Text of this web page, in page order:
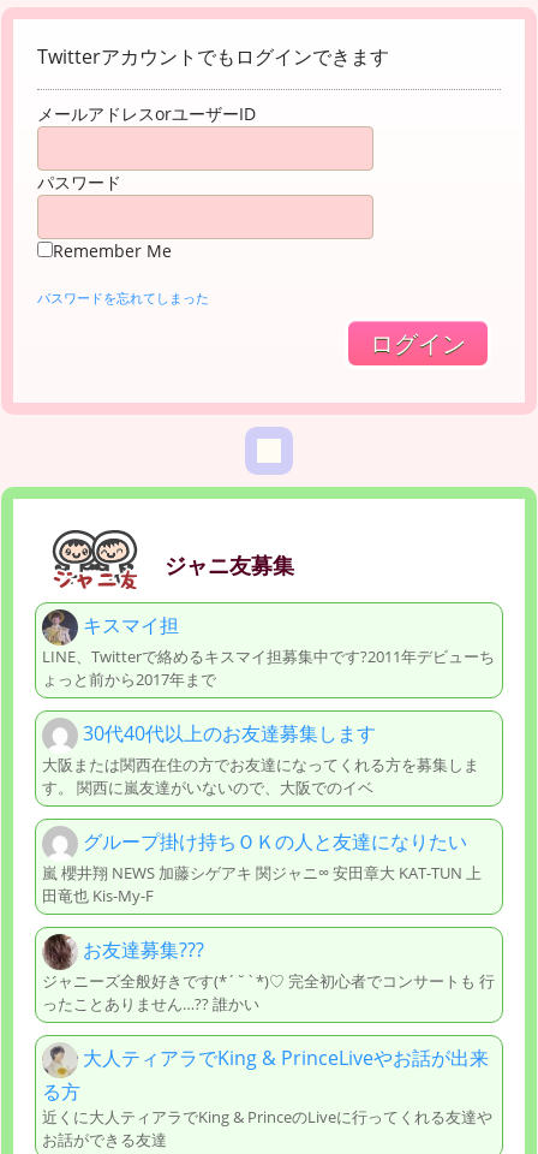
Twitterアカウントでもログインできます
メールアドレスorユーザーID
パスワード
Remember Me
パスワードを忘れてしまった
ジャニ友募集
キスマイ担
LINE、Twitterで絡めるキスマイ担募集中です?2011年デビューち
ょっと前から2017年まで
30代40代以上のお友達募集します
大阪または関西在住の方でお友達になってくれる方を募集しま
す。 関西に嵐友達がいないので、大阪でのイベ
グループ掛け持ちＯＫの人と友達になりたい
嵐 櫻井翔 NEWS 加藤シゲアキ 関ジャニ∞ 安田章大 KAT-TUN 上
田竜也 Kis-My-F
お友達募集???
ジャニーズ全般好きです(*´˘`*)♡ 完全初心者でコンサートも 行
ったことありません…?? 誰かい
大人ティアラでKing & PrinceLiveやお話が出来
る方
近くに大人ティアラでKing & PrinceのLiveに行ってくれる友達や
お話ができる友達